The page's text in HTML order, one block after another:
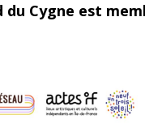
du Cygne est